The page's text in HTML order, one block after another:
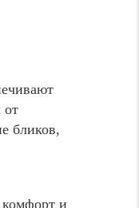
от
бликов,
и